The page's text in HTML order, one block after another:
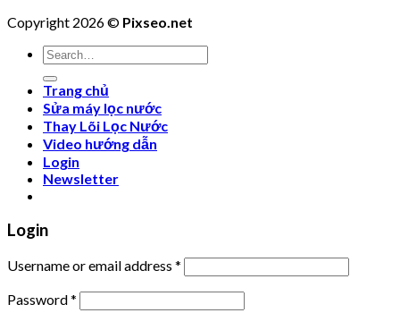
Copyright 2026 © Pixseo.net
Search
for:
Trang chủ
Sửa máy lọc nước
Thay Lõi Lọc Nước
Video hướng dẫn
Login
Newsletter
Login
Username or email address *
Password*